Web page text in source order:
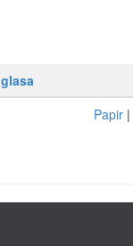
Papir |